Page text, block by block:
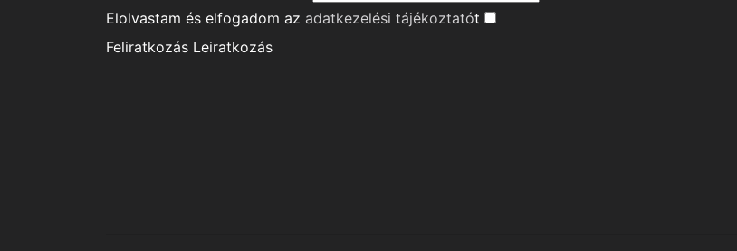
Elolvastam és elfogadom az adatkezelési tájékoztatót
Feliratkozás Leiratkozás